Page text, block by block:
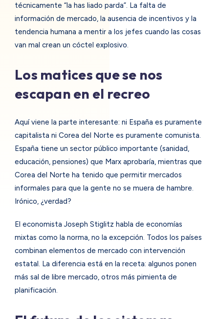
técnicamente “la has liado parda”. La falta de
información de mercado, la ausencia de incentivos y la
tendencia humana a mentir a los jefes cuando las cosas
van mal crean un cóctel explosivo.
Los matices que se nos
escapan en el recreo
Aquí viene la parte interesante: ni España es puramente
capitalista ni Corea del Norte es puramente comunista.
España tiene un sector público importante (sanidad,
educación, pensiones) que Marx aprobaría, mientras que
Corea del Norte ha tenido que permitir mercados
informales para que la gente no se muera de hambre.
Irónico, ¿verdad?
El economista Joseph Stiglitz habla de economías
mixtas como la norma, no la excepción. Todos los países
combinan elementos de mercado con intervención
estatal. La diferencia está en la receta: algunos ponen
más sal de libre mercado, otros más pimienta de
planificación.